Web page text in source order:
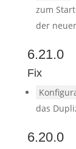
zum
der
6.21.0
Fix
das
6.20.0